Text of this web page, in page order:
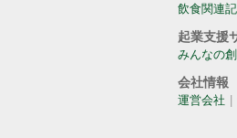
飲食関連
起業支援
みんなの
会社情報
運営会社